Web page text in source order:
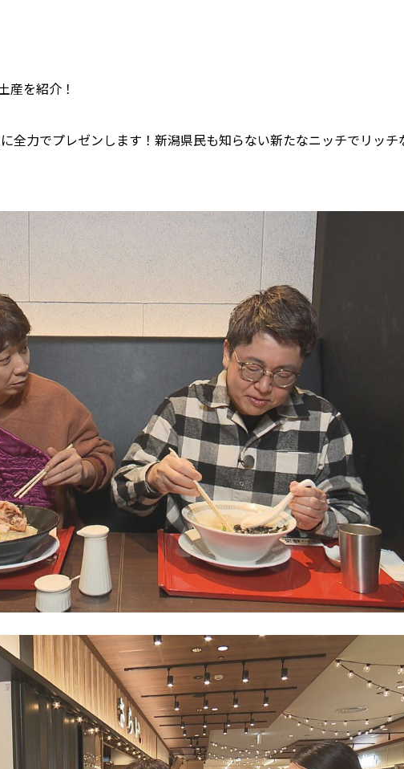
産を紹介！
全力でプレゼンします！新潟県民も知らない新たなニッチでリッチ